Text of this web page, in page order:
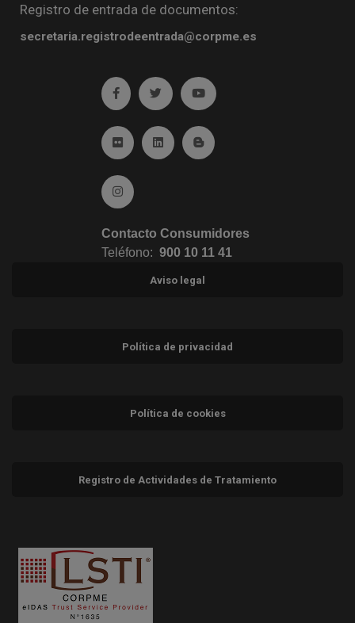
Registro de entrada de documentos:
secretaria.registrodeentrada@corpme.es
Ir a facebook (abre en ventana nueva)
Ir a twitter (abre en ventana nueva)
Ir a YouTube (abre en
Ir a Flickr (abre en ventana nueva)
Ir a Linkedin (abre en ventana nueva)
Ir al Blog (abre en ventana
Ir a Instagram (abre en ventana nueva)
Contacto Consumidores
Teléfono: 900 10 11 41
Aviso legal
Política de privacidad
Política de cookies
Registro de Actividades de Tratamiento